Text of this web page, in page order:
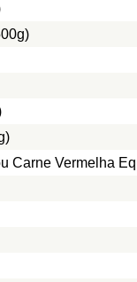
Carne Vermelha